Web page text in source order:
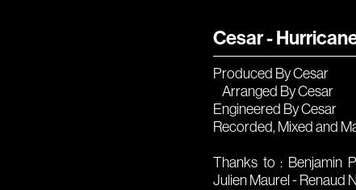
Cesar -
Produced By Cesar
Arranged By Cesar
Engineered By Cesar
Recorded, Mixed and
Thanks to : Benjamin
Julien Maurel - Renaud